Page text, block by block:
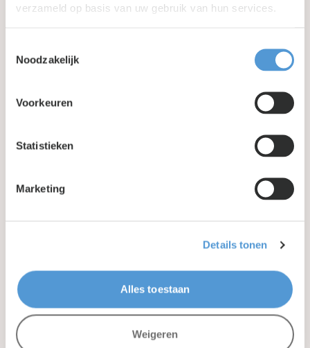
verzameld op basis van uw gebruik van hun services.
Noodzakelijk
Voorkeuren
Statistieken
Marketing
Details tonen
Alles toestaan
Weigeren
's-Hertogenbosch, Nederland
Waalwijk, Nederland
personen 49